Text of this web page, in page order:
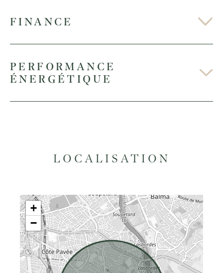
FINANCE
PERFORMANCE
ÉNERGÉTIQUE
LOCALISATION
+
−